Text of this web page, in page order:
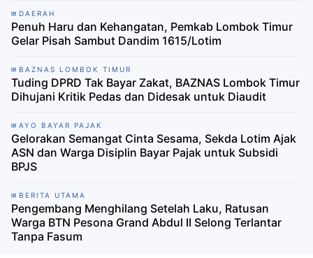
DAERAH
Penuh Haru dan Kehangatan, Pemkab Lombok Timur
Gelar Pisah Sambut Dandim 1615/Lotim
BAZNAS LOMBOK TIMUR
Tuding DPRD Tak Bayar Zakat, BAZNAS Lombok Timur
Dihujani Kritik Pedas dan Didesak untuk Diaudit
AYO BAYAR PAJAK
Gelorakan Semangat Cinta Sesama, Sekda Lotim Ajak
ASN dan Warga Disiplin Bayar Pajak untuk Subsidi
BPJS
BERITA UTAMA
Pengembang Menghilang Setelah Laku, Ratusan
Warga BTN Pesona Grand Abdul II Selong Terlantar
Tanpa Fasum